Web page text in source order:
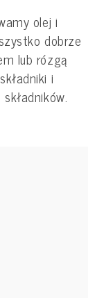
olej i
dobrze
lub rózgą
i